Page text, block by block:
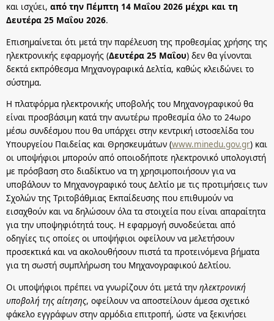
και ισχύει, από την Πέμπτη 14 Μαΐου 2026 μέχρι και τη
Δευτέρα 25 Μαΐου 2026.
Επισημαίνεται ότι μετά την παρέλευση της προθεσμίας χρήσης της
ηλεκτρονικής εφαρμογής (Δευτέρα 25 Μαΐου) δεν θα γίνονται
δεκτά εκπρόθεσμα Μηχανογραφικά Δελτία, καθώς κλειδώνει το
σύστημα.
Η πλατφόρμα ηλεκτρονικής υποβολής του Μηχανογραφικού θα
είναι προσβάσιμη κατά την ανωτέρω προθεσμία όλο το 24ωρο
μέσω συνδέσμου που θα υπάρχει στην κεντρική ιστοσελίδα του
Υπουργείου Παιδείας και Θρησκευμάτων (www.minedu.goν.gr) και
οι υποψήφιοι μπορούν από οποιοδήποτε ηλεκτρονικό υπολογιστή
με πρόσβαση στο διαδίκτυο να τη χρησιμοποιήσουν για να
υποβάλουν το Μηχανογραφικό τους Δελτίο με τις προτιμήσεις των
Σχολών της Τριτοβάθμιας Εκπαίδευσης που επιθυμούν να
εισαχθούν και να δηλώσουν όλα τα στοιχεία που είναι απαραίτητα
για την υποψηφιότητά τους. Η εφαρμογή συνοδεύεται από
οδηγίες τις οποίες οι υποψήφιοι οφείλουν να μελετήσουν
προσεκτικά και να ακολουθήσουν πιστά τα προτεινόμενα βήματα
για τη σωστή συμπλήρωση του Μηχανογραφικού Δελτίου.
Οι υποψήφιοι πρέπει να γνωρίζουν ότι μετά την ηλεκτρονική
υποβολή της αίτησης, οφείλουν να αποστείλουν άμεσα σχετικό
φάκελο εγγράφων στην αρμόδια επιτροπή, ώστε να ξεκινήσει